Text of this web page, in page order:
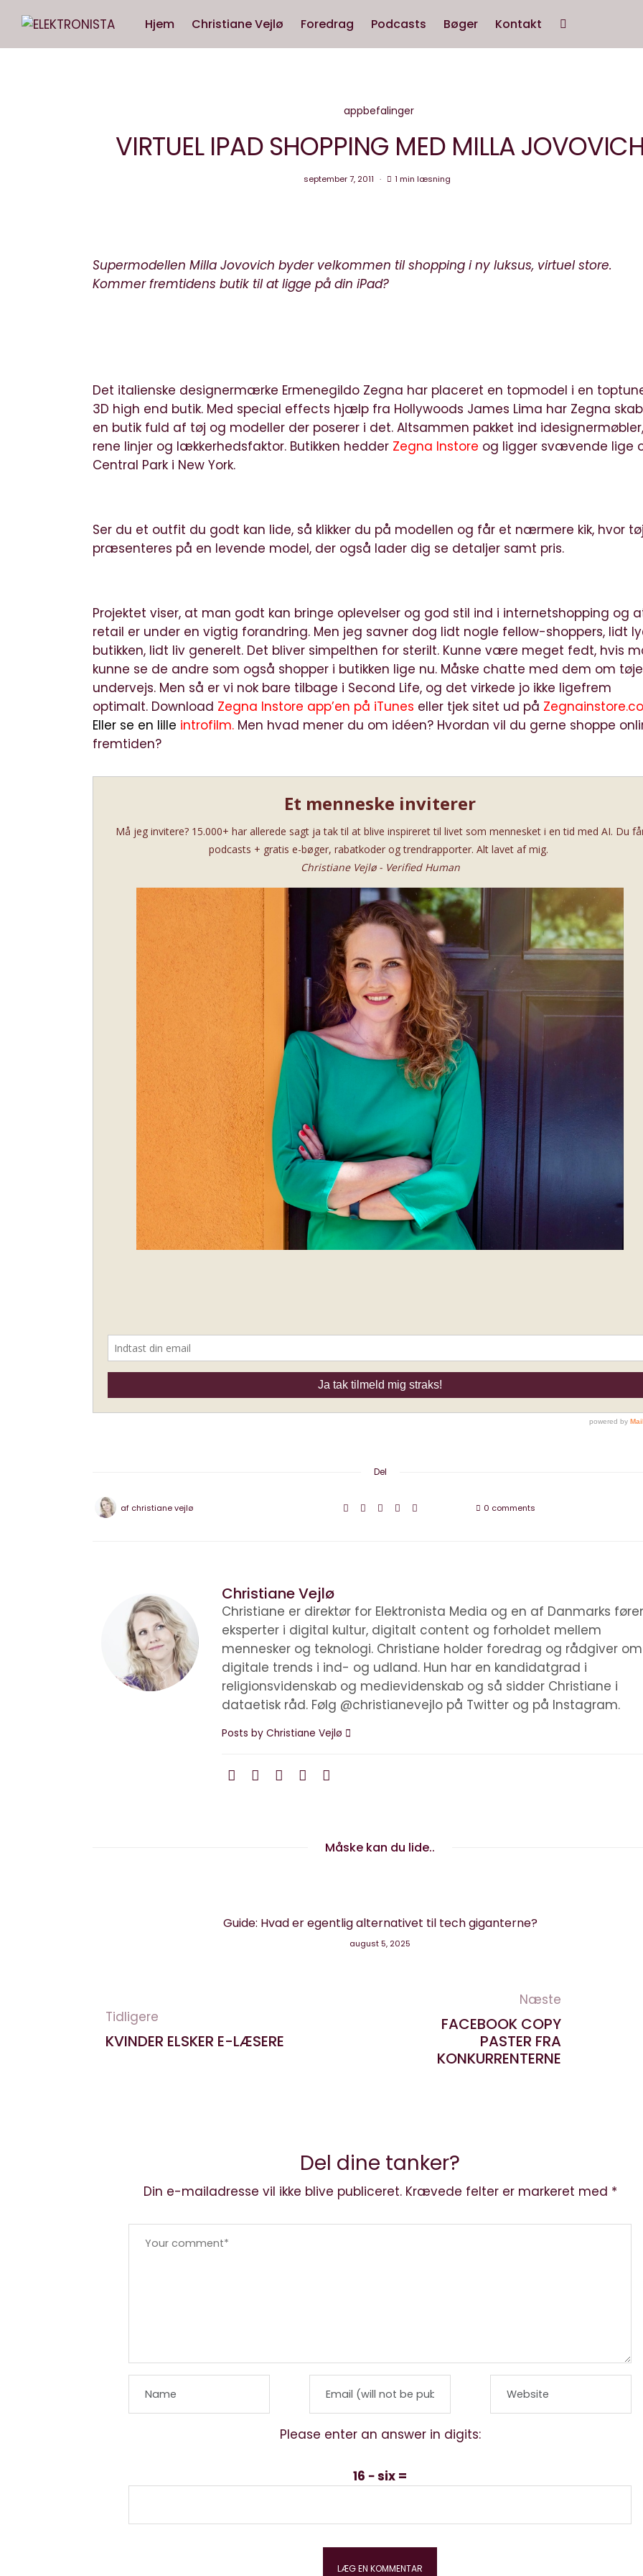
Hjem Christiane Vejlø Foredrag Podcasts Bøger Kontakt
appbefalinger
VIRTUEL IPAD SHOPPING MED MILLA JOVOVICH
september 7, 2011 1 min læsning
Supermodellen Milla Jovovich byder velkommen til shopping i ny luksus, virtuel store.
Kommer fremtidens butik til at ligge på din iPad?
Det italienske designermærke Ermenegildo Zegna har placeret en topmodel i en
3D high end butik. Med special effects hjælp fra Hollywoods James Lima har Zegna
en butik fuld af tøj og modeller der poserer i det. Altsammen pakket ind idesignermøbler,
rene linjer og lækkerhedsfaktor. Butikken hedder Zegna Instore og ligger svævende lige
Central Park i New York.
Ser du et outfit du godt kan lide, så klikker du på modellen og får et nærmere kik, hvor
præsenteres på en levende model, der også lader dig se detaljer samt pris.
Projektet viser, at man godt kan bringe oplevelser og god stil ind i internetshopping og
retail er under en vigtig forandring. Men jeg savner dog lidt nogle fellow-shoppers, lidt
butikken, lidt liv generelt. Det bliver simpelthen for sterilt. Kunne være meget fedt, hvis
kunne se de andre som også shopper i butikken lige nu. Måske chatte med dem om
undervejs. Men så er vi nok bare tilbage i Second Life, og det virkede jo ikke ligefrem
optimalt. Download Zegna Instore app’en på iTunes eller tjek sitet ud på
Eller se en lille introfilm. Men hvad mener du om idéen? Hvordan vil du gerne shoppe
fremtiden?
Del
af christiane vejlø 0 comments
Christiane Vejlø
Christiane er direktør for Elektronista Media og en af Danmarks
eksperter i digital kultur, digitalt content og forholdet mellem
mennesker og teknologi. Christiane holder foredrag og rådgiver om
digitale trends i ind- og udland. Hun har en kandidatgrad i
religionsvidenskab og medievidenskab og så sidder Christiane i
dataetisk råd. Følg @christianevejlo på Twitter og på Instagram.
Posts by Christiane Vejlø
Måske kan du lide..
Guide: Hvad er egentlig alternativet til tech giganterne?
august 5, 2025
Tidligere
KVINDER ELSKER E-LÆSERE
Næste
FACEBOOK COPY
PASTER FRA
KONKURRENTERNE
Del dine tanker?
Din e-mailadresse vil ikke blive publiceret. Krævede felter er markeret med *
Please enter an answer in digits:
16 − six =